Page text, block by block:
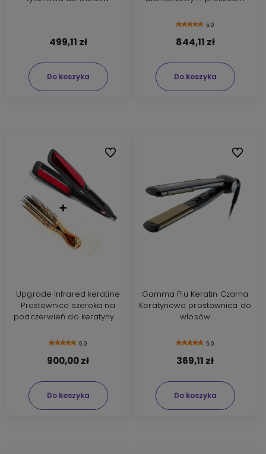
499,11 zł
Do koszyka
5.0
844,11 zł
Do koszyka
Upgrade infrared keratine
Prostownica szeroka na
podczerwień do keratyny +
brush 5.0
900,00 zł
Do koszyka
Do ulubionych
Gamma Piu Keratin Czarna
Keratynowa prostownica do
włosów
5.0
369,11 zł
Do koszyka
Do